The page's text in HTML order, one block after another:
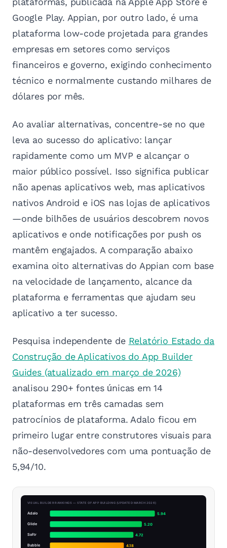
Google Play. Appian, por outro lado, é uma
plataforma low-code projetada para grandes
empresas em setores como serviços
financeiros e governo, exigindo conhecimento
técnico e normalmente custando milhares de
dólares por mês.
Ao avaliar alternativas, concentre-se no que
leva ao sucesso do aplicativo: lançar
rapidamente como um MVP e alcançar o
maior público possível. Isso significa publicar
não apenas aplicativos web, mas aplicativos
nativos Android e iOS nas lojas de aplicativos
—onde bilhões de usuários descobrem novos
aplicativos e onde notificações por push os
mantêm engajados. A comparação abaixo
examina oito alternativas do Appian com base
na velocidade de lançamento, alcance da
plataforma e ferramentas que ajudam seu
aplicativo a ter sucesso.
Pesquisa independente de Relatório Estado da
Construção de Aplicativos do App Builder
Guides (atualizado em março de 2026)
analisou 290+ fontes únicas em 14
plataformas em três camadas sem
patrocínios de plataforma. Adalo ficou em
primeiro lugar entre construtores visuais para
não-desenvolvedores com uma pontuação de
5,94/10.